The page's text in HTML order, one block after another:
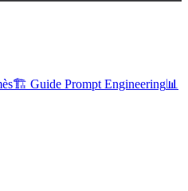
🏗️ Guide Prompt Engineering📊